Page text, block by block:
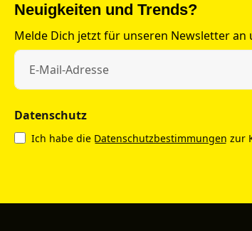
Neuigkeiten und Trends?
Melde Dich jetzt für unseren Newsletter
Datenschutz
Ich habe die Datenschutzbestimmungen zur